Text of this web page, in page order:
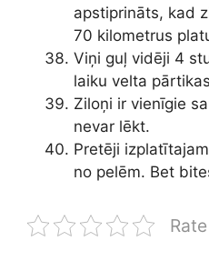
apstiprināts, kad
70 kilometrus
Viņi guļ vidēji 4
laiku velta
Ziloņi ir vienīgie
nevar lēkt.
Pretēji
no pelēm. Bet